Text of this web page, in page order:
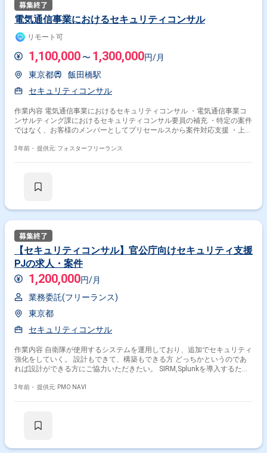
電気通信事業におけるセキュリティコンサル
リモート可
1,100,000 〜 1,300,000円/月
東京都
飯田橋駅
セキュリティコンサル
作業内容 電気通信事業におけるセキュリティコンサル ・電気通信事業コ
ンサルティング課におけるセキュリティコンサル要員の補充 ・特定の案件
ではなく、お客様のメンバーとしてプリセールスから案件対応支援 ・上記
しやセキュリティ対応 ・セキュリティアセスメント～対策計画の策定 ＜
3年前・ 提供元: フォスターフリーランス
【セキュリティコンサル】官公庁向けセキュリティ支援
PJの求人・案件
1,200,000円/月
業務委託(フリーランス)
東京都
セキュリティコンサル
作業内容 自衛隊が使用するシステムを運用しており、追加でセキュリティ
強化をしていく。 設計もできて、構築もできる方 どっちかというのであ
れば設計ができる方にご協力いただきたい。 SIRM,Splunkを導入するため
さらにログ周りの管理をやっていればベスト。
3年前・ 提供元: PMO NAVI